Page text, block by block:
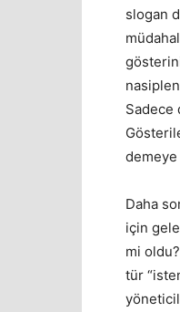
slogan
Sadece
demeye
Daha
için
mi
tür